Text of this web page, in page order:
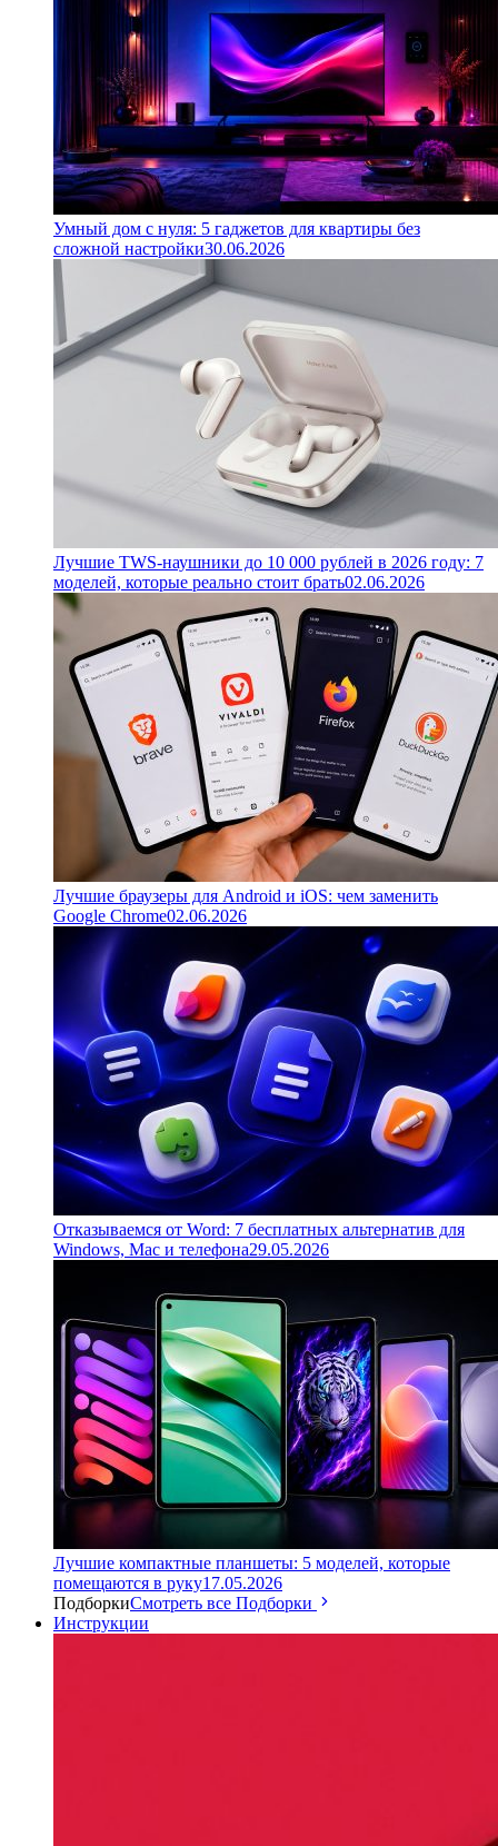
Умный дом с нуля: 5 гаджетов для квартиры без
сложной настройки30.06.2026
Лучшие TWS-наушники до 10 000 рублей в 2026 году: 7
моделей, которые реально стоит брать02.06.2026
Лучшие браузеры для Android и iOS: чем заменить
Google Chrome02.06.2026
Отказываемся от Word: 7 бесплатных альтернатив для
Windows, Mac и телефона29.05.2026
Лучшие компактные планшеты: 5 моделей, которые
помещаются в руку17.05.2026
ПодборкиСмотреть все Подборки
Инструкции